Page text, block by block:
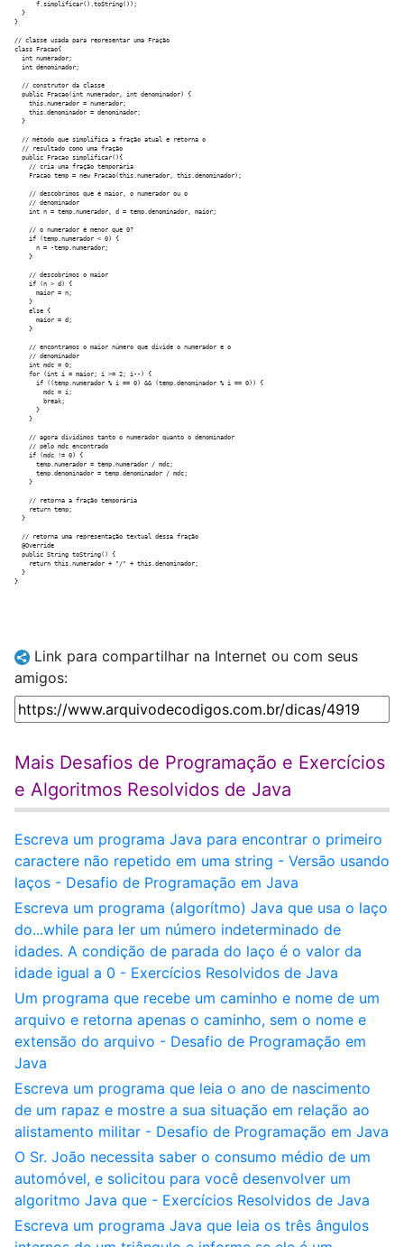
      f.simplificar().toString());
  }
}
// classe usada para representar uma Fração
class Fracao{
  int numerador;
  int denominador;
  // construtor da classe
  public Fracao(int numerador, int denominador) {
    this.numerador = numerador;
    this.denominador = denominador;
  }
  // método que simplifica a fração atual e retorna o
  // resultado como uma fração
  public Fracao simplificar(){
    // cria uma fração temporária
    Fracao temp = new Fracao(this.numerador, this.denominador);
    // descobrimos que é maior, o numerador ou o
    // denominador
    int n = temp.numerador, d = temp.denominador, maior;
    // o numerador é menor que 0?
    if (temp.numerador < 0) {
      n = -temp.numerador;
    }
    // descobrimos o maior
    if (n > d) {
      maior = n;
    }
    else {
      maior = d;
    }
    // encontramos o maior número que divide o numerador e o
    // denominador
    int mdc = 0;
    for (int i = maior; i >= 2; i--) {
      if ((temp.numerador % i == 0) && (temp.denominador % i == 0)) {
        mdc = i;
        break;
      }
    }
    // agora dividimos tanto o numerador quanto o denominador
    // pelo mdc encontrado
    if (mdc != 0) {
      temp.numerador = temp.numerador / mdc;
      temp.denominador = temp.denominador / mdc;
    }
    // retorna a fração temporária
    return temp;
  }
  // retorna uma representação textual dessa fração
  @Override
  public String toString() {
    return this.numerador + "/" + this.denominador;
  }
Link para compartilhar na Internet ou com seus
amigos:
Mais Desafios de Programação e Exercícios
e Algoritmos Resolvidos de Java
Escreva um programa Java para encontrar o primeiro
caractere não repetido em uma string - Versão usando
laços - Desafio de Programação em Java
Escreva um programa (algorítmo) Java que usa o laço
do...while para ler um número indeterminado de
idades. A condição de parada do laço é o valor da
idade igual a 0 - Exercícios Resolvidos de Java
Um programa que recebe um caminho e nome de um
arquivo e retorna apenas o caminho, sem o nome e
extensão do arquivo - Desafio de Programação em
Java
Escreva um programa que leia o ano de nascimento
de um rapaz e mostre a sua situação em relação ao
alistamento militar - Desafio de Programação em Java
O Sr. João necessita saber o consumo médio de um
automóvel, e solicitou para você desenvolver um
algoritmo Java que - Exercícios Resolvidos de Java
Escreva um programa Java que leia os três ângulos